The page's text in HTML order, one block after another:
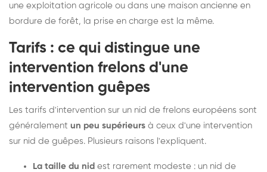
une exploitation agricole ou dans une maison ancienne en
bordure de forêt, la prise en charge est la même.
Tarifs : ce qui distingue une
intervention frelons d'une
intervention guêpes
Les tarifs d'intervention sur un nid de frelons européens sont
généralement un peu supérieurs à ceux d'une intervention
sur nid de guêpes. Plusieurs raisons l'expliquent.
La taille du nid est rarement modeste : un nid de